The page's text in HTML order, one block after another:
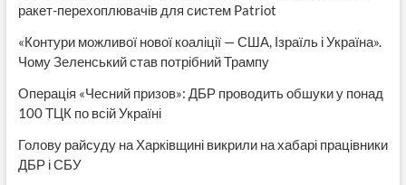
ракет-перехоплювачів для систем Patriot
«Контури можливої нової коаліції — США, Ізраїль і Україна».
Чому Зеленський став потрібний Трампу
Операція «Чесний призов»: ДБР проводить обшуки у понад
100 ТЦК по всій Україні
Голову райсуду на Харківщині викрили на хабарі працівники
ДБР і СБУ